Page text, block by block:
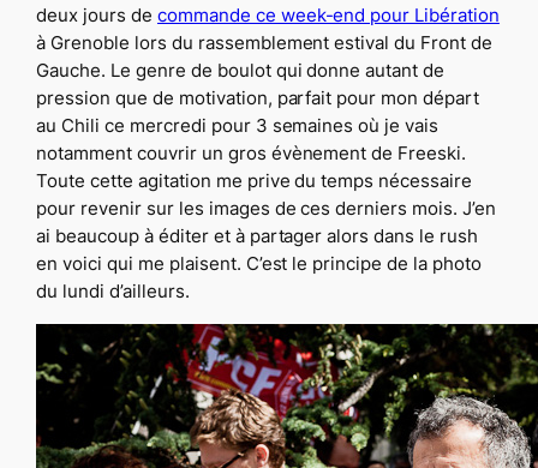
deux jours de commande ce week-end pour Libération
à Grenoble lors du rassemblement estival du Front de
Gauche. Le genre de boulot qui donne autant de
pression que de motivation, parfait pour mon départ
au Chili ce mercredi pour 3 semaines où je vais
notamment couvrir un gros évènement de Freeski.
Toute cette agitation me prive du temps nécessaire
pour revenir sur les images de ces derniers mois. J’en
ai beaucoup à éditer et à partager alors dans le rush
en voici qui me plaisent. C’est le principe de la photo
du lundi d’ailleurs.